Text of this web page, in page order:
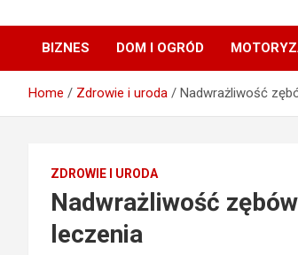
Cyberstacja.eu
BIZNES DOM I OGRÓD
Home Zdrowie i uroda Nadwrażliwość
ZDROWIE I URODA
Nadwrażliwość
leczenia